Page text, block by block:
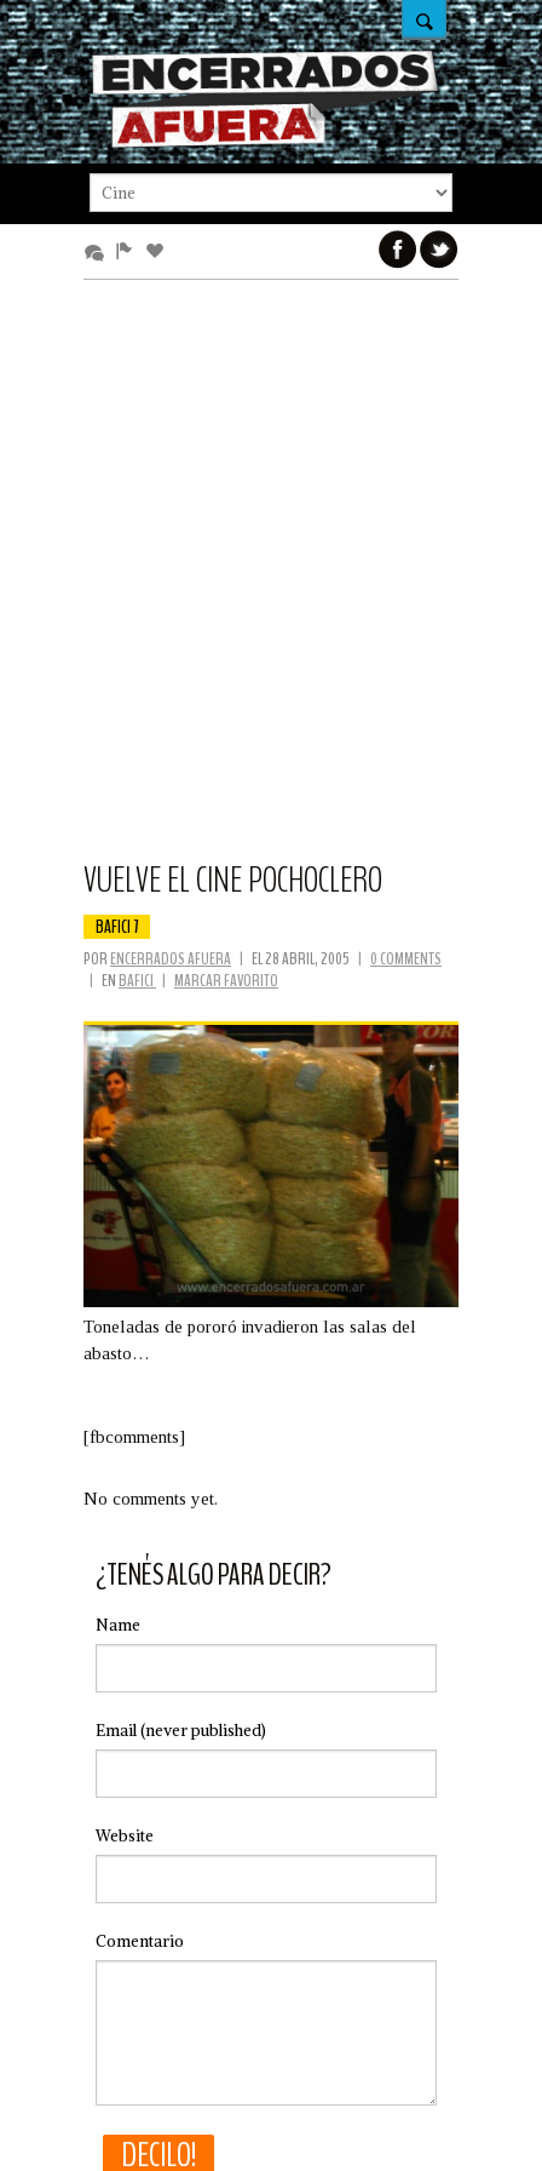
VUELVE EL CINE POCHOCLERO
BAFICI 7
POR ENCERRADOS AFUERA | EL 28 ABRIL, 2005 | 0 COMMENTS
| EN BAFICI | MARCAR FAVORITO
Toneladas de pororó invadieron las salas del
abasto…
[fbcomments]
No comments yet.
¿TENÉS ALGO PARA DECIR?
Name
Email(never published)
Website
Comentario